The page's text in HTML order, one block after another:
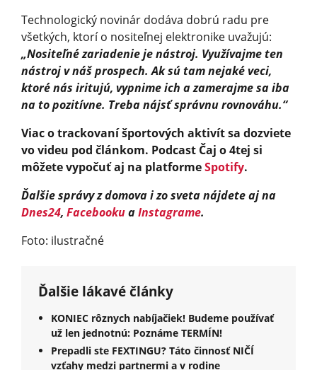
Technologický novinár dodáva dobrú radu pre
všetkých, ktorí o nositeľnej elektronike uvažujú:
„Nositeľné zariadenie je nástroj. Využívajme ten
nástroj v náš prospech. Ak sú tam nejaké veci,
ktoré nás iritujú, vypnime ich a zamerajme sa iba
na to pozitívne. Treba nájsť správnu rovnováhu.“
Viac o trackovaní športových aktivít sa dozviete
vo videu pod článkom. Podcast Čaj o 4tej si
môžete vypočuť aj na platformeSpotify.
Ďalšie správy z domova i zo sveta nájdete aj na
Dnes24, FacebookuaInstagrame.
Foto: ilustračné
Ďalšie lákavé články
KONIEC rôznych nabíjačiek! Budeme používať
už len jednotnú: Poznáme TERMÍN!
Prepadli ste FEXTINGU? Táto činnosť NIČÍ
vzťahy medzi partnermi a v rodine